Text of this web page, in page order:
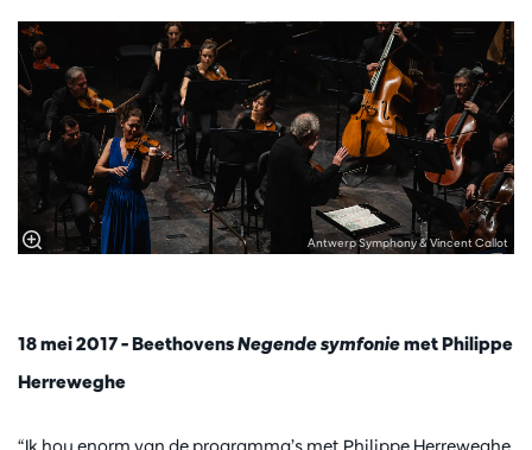
Antwerp Symphony & Vincent Callot
18 mei 2017 – BeethovensNegende symfoniemet Philippe
Herreweghe